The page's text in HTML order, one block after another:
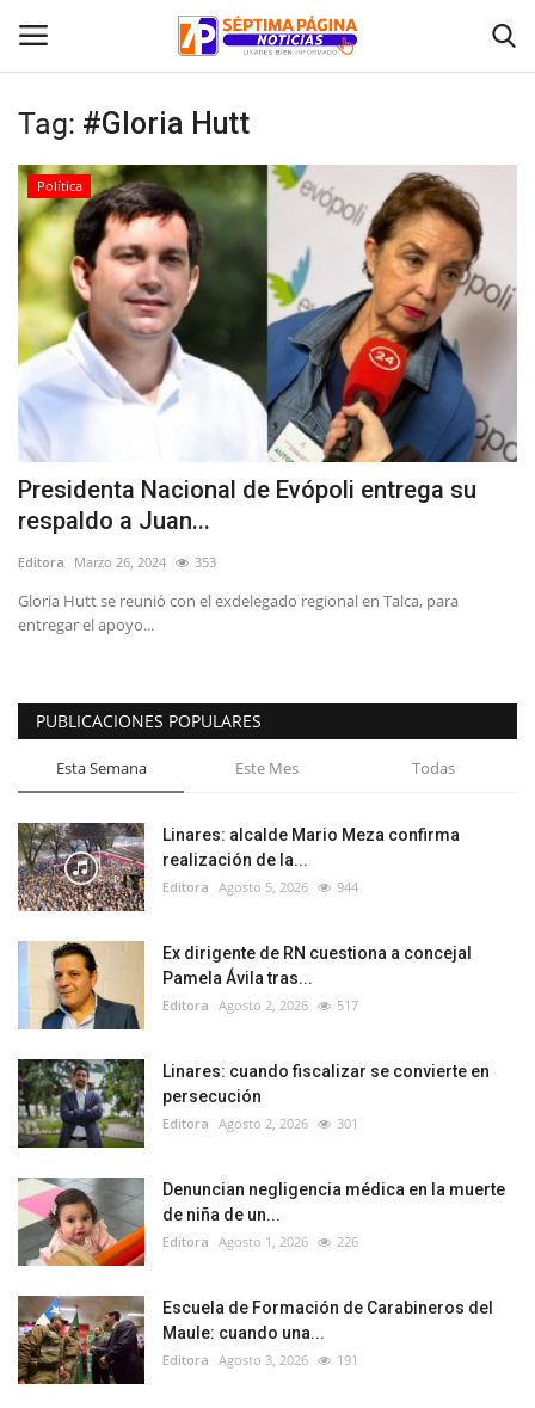
Inicio
Crónica
Policial
Tribunales
Deporte
Política
Espectáculos
Tag: #Gloria Hutt
Política
Presidenta Nacional de Evópoli entrega su
respaldo a Juan...
Editora Marzo 26, 2024 353
Gloria Hutt se reunió con el exdelegado regional en Talca, para
entregar el apoyo...
PUBLICACIONES POPULARES
Esta Semana Este Mes Todas
Linares: alcalde Mario Meza confirma
realización de la...
Editora Agosto 5, 2026 944
Ex dirigente de RN cuestiona a concejal
Pamela Ávila tras...
Editora Agosto 2, 2026 517
Linares: cuando fiscalizar se convierte en
persecución
Editora Agosto 2, 2026 301
Denuncian negligencia médica en la muerte
de niña de un...
Editora Agosto 1, 2026 226
Escuela de Formación de Carabineros del
Maule: cuando una...
Editora Agosto 3, 2026 191